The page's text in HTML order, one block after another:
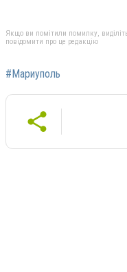
Якщо ви помітили помилку,
повідомити про це редакцію
#Мариуполь